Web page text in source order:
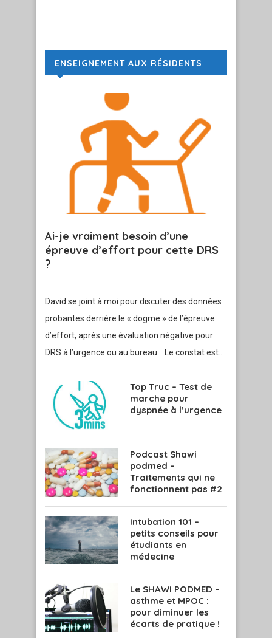
ENSEIGNEMENT AUX RÉSIDENTS
Ai-je vraiment besoin d’une
épreuve d’effort pour cette DRS
?
David se joint à moi pour discuter des données
probantes derrière le « dogme » de l’épreuve
d’effort, après une évaluation négative pour
DRS à l’urgence ou au bureau. Le constat est…
Top Truc – Test de
marche pour
dyspnée à l’urgence
Podcast Shawi
podmed –
Traitements qui ne
fonctionnent pas #2
Intubation 101 –
petits conseils pour
étudiants en
médecine
Le SHAWI PODMED –
asthme et MPOC :
pour diminuer les
écarts de pratique !